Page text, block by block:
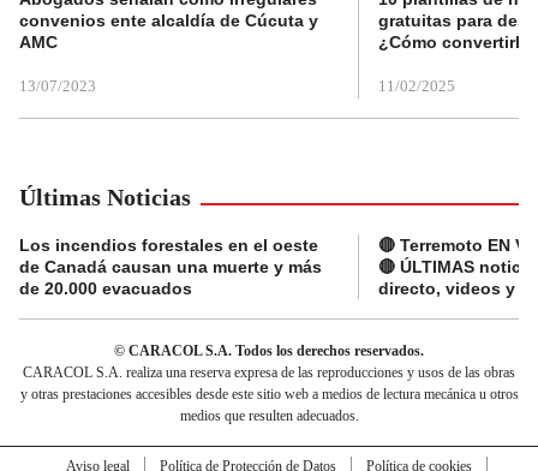
convenios ente alcaldía de Cúcuta y
AMC
13/07/2023
gratuitas para
¿Cómo convertirla
11/02/2025
Últimas Noticias
Los incendios forestales en el oeste
de Canadá causan una muerte y más
de 20.000 evacuados
🔴 Terremoto EN
🔴 ÚLTIMAS
directo, videos y
© CARACOL S.A. Todos los derechos reservados.
CARACOL S.A. realiza una reserva expresa de las reproducciones y usos de las obras
y otras prestaciones accesibles desde este sitio web a medios de lectura mecánica u otros
medios que resulten adecuados.
Aviso legal Política de Protección de Datos
Política de cookies